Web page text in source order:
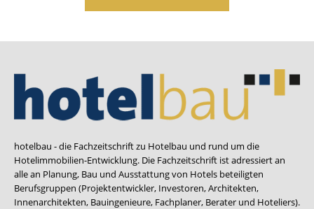
hotelbau - die Fachzeitschrift zu Hotelbau und rund um die
Hotelimmobilien-Entwicklung. Die Fachzeitschrift ist adressiert an
alle an Planung, Bau und Ausstattung von Hotels beteiligten
Berufsgruppen (Projektentwickler, Investoren, Architekten,
Innenarchitekten, Bauingenieure, Fachplaner, Berater und Hoteliers).